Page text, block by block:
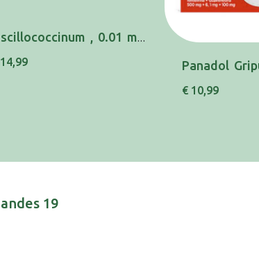
Oscillococcinum , 0.01 ml/g 6 Recipiente unid...
€ 10,99
19